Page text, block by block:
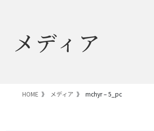
メディア
HOME メディア mchyr – 5_pc